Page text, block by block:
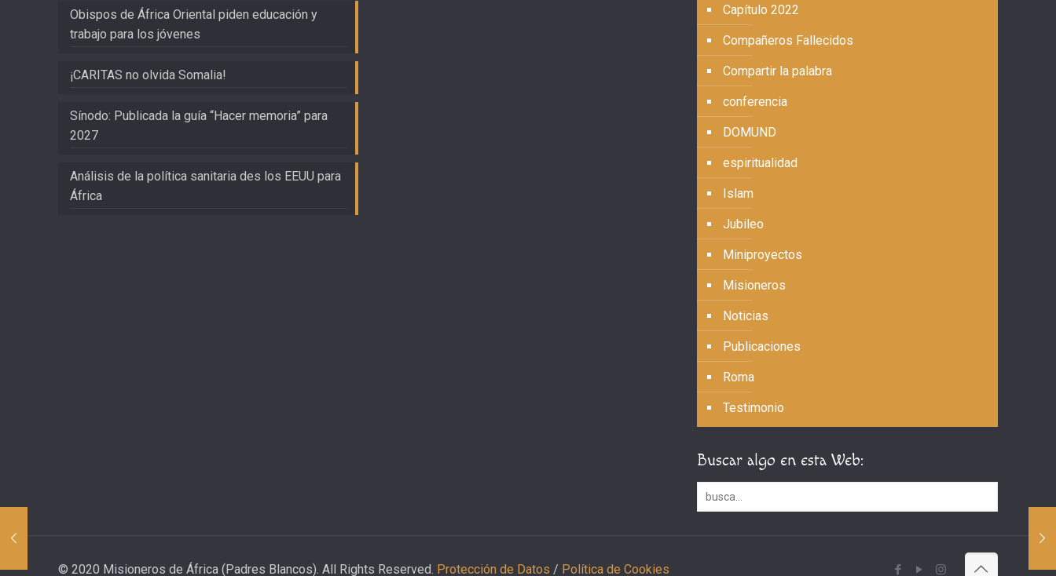
Obispos de África Oriental piden educación y
trabajo para los jóvenes
¡CARITAS no olvida Somalia!
Sínodo: Publicada la guía “Hacer memoria” para
2027
Análisis de la política sanitaria des los EEUU para
África
Capítulo 2022
Compañeros Fallecidos
Compartir la palabra
conferencia
DOMUND
espiritualidad
Islam
Jubileo
Miniproyectos
Misioneros
Noticias
Publicaciones
Roma
Testimonio
Buscar algo en esta Web:
© 2020 Misioneros de África (Padres Blancos). All Rights Reserved. Protección de Datos / Política de Cookies